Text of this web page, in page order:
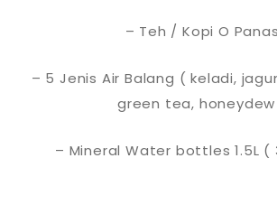
– Teh / Kopi O Panas
– 5 Jenis Air Balang ( keladi,
green tea,
– Mineral Water bottles 1.5L (